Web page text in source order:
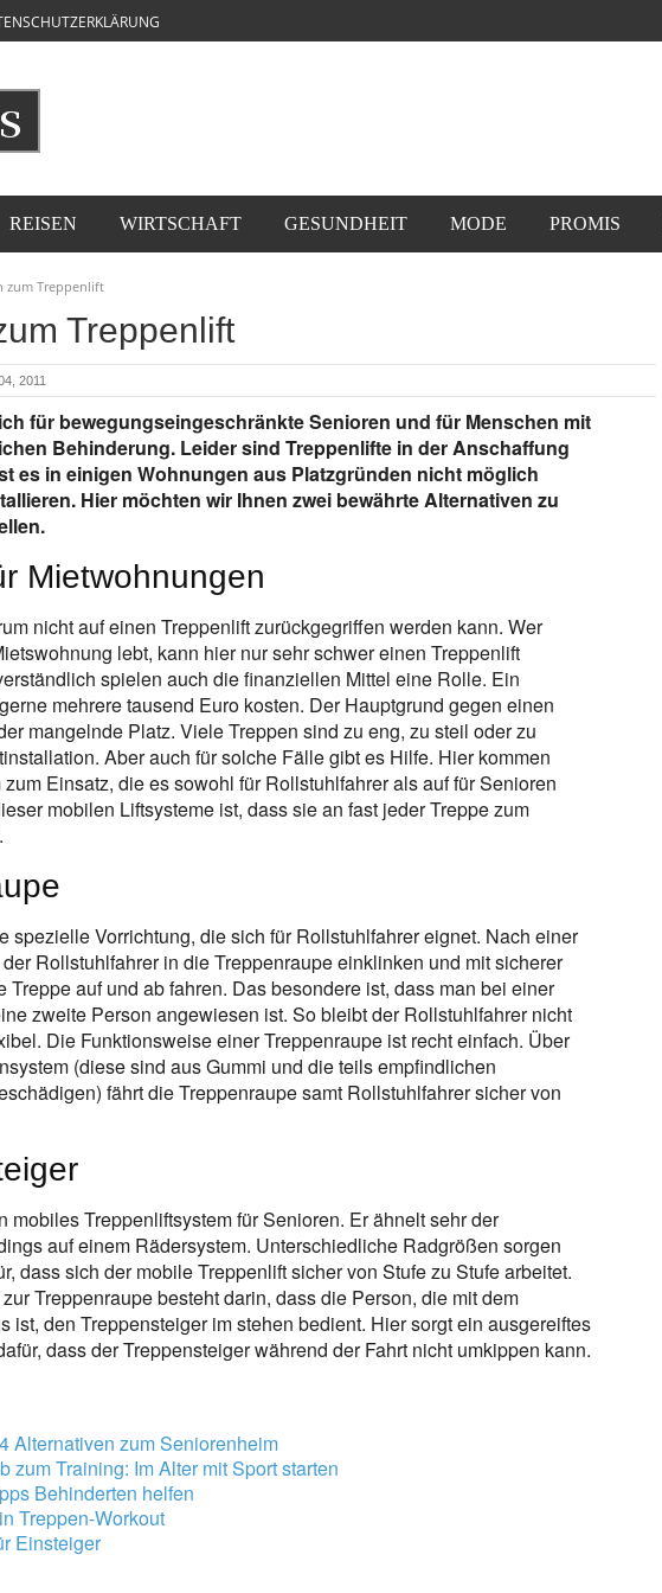
REISEN WIRTSCHAFT GESUNDHEIT MODE PROMIS
zum Treppenlift
Treppenlift
2011
für bewegungseingeschränkte Senioren und für Menschen mit
Behinderung. Leider sind Treppenlifte in der Anschaffung
es in einigen Wohnungen aus Platzgründen nicht möglich
Hier möchten wir Ihnen zwei bewährte Alternativen zu
Mietwohnungen
nicht auf einen Treppenlift zurückgegriffen werden kann. Wer
lebt, kann hier nur sehr schwer einen Treppenlift
spielen auch die finanziellen Mittel eine Rolle. Ein
mehrere tausend Euro kosten. Der Hauptgrund gegen einen
mangelnde Platz. Viele Treppen sind zu eng, zu steil oder zu
Aber auch für solche Fälle gibt es Hilfe. Hier kommen
Einsatz, die es sowohl für Rollstuhlfahrer als auf für Senioren
mobilen Liftsysteme ist, dass sie an fast jeder Treppe zum
spezielle Vorrichtung, die sich für Rollstuhlfahrer eignet. Nach einer
Rollstuhlfahrer in die Treppenraupe einklinken und mit sicherer
Treppe auf und ab fahren. Das besondere ist, dass man bei einer
zweite Person angewiesen ist. So bleibt der Rollstuhlfahrer nicht
Die Funktionsweise einer Treppenraupe ist recht einfach. Über
(diese sind aus Gummi und die teils empfindlichen
fährt die Treppenraupe samt Rollstuhlfahrer sicher von
mobiles Treppenliftsystem für Senioren. Er ähnelt sehr der
auf einem Rädersystem. Unterschiedliche Radgrößen sorgen
dass sich der mobile Treppenlift sicher von Stufe zu Stufe arbeitet.
Treppenraupe besteht darin, dass die Person, die mit dem
ist, den Treppensteiger im stehen bedient. Hier sorgt ein ausgereiftes
dass der Treppensteiger während der Fahrt nicht umkippen kann.
Alternativen zum Seniorenheim
zum Training: Im Alter mit Sport starten
Behinderten helfen
Treppen-Workout
Einsteiger